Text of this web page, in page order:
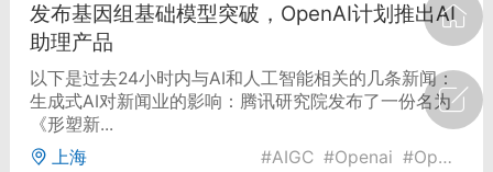
中英翻译
事想用上客户端...
#智狐AI工作台
1
发布基因组基础模型突破，OpenAI计划推出AI
助理产品
以下是过去24小时内与AI和人工智能相关的几条新闻：
生成式AI对新闻业的影响：腾讯研究院发布了一份名为
《形塑新...
上海
#AIGC #Openai #Operator